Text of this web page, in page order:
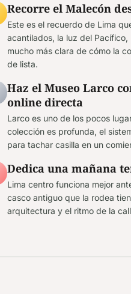
Recorre el Malecón
Este es el recuerdo de Lima
acantilados, la luz del
mucho más clara de cómo la
de lista.
Haz el Museo Larco
online directa
Larco es uno de los pocos
colección es profunda, el
para tachar casilla en un
Dedica una mañana
Lima centro funciona mejor
casco antiguo que la rodea
arquitectura y el ritmo de la